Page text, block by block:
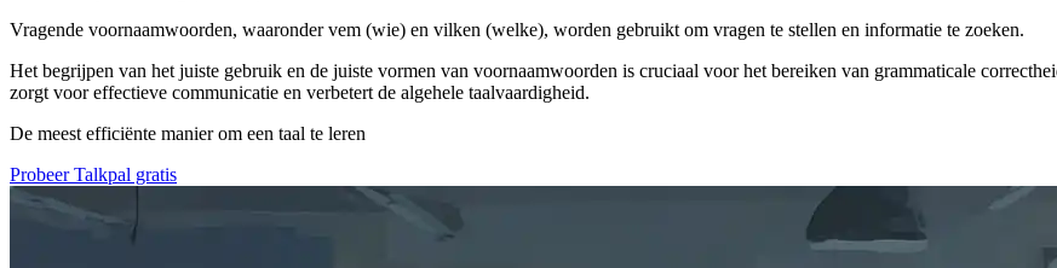
Vragende voornaamwoorden, waaronder vem (wie) en vilken (welke), worden gebruikt om vragen te stellen en informatie te zoeken.
Het begrijpen van het juiste gebruik en de juiste vormen van voornaamwoorden is cruciaal voor het bereiken van grammaticale
zorgt voor effectieve communicatie en verbetert de algehele taalvaardigheid.
De meest efficiënte manier om een taal te leren
Probeer Talkpal gratis